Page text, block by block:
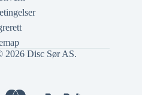
2026 Disc Sør AS.